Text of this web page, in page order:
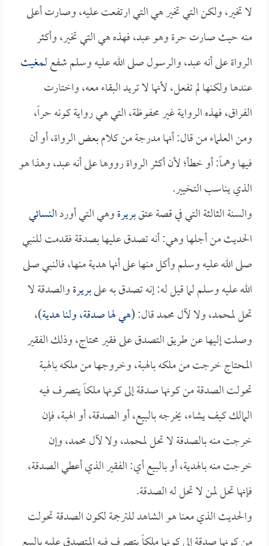
لا تخير، ولكن التي تخير هي التي ارتفعت عليه، وصارت أعلى
منه حيث صارت حرة وهو عبد، فهذه هي التي تخير، وأكثر
الرواة على أنه عبد، والرسول صلى الله عليه وسلم شفع لـمغيث
عندها ولكنها لم تفعل، لأنها لا تريد البقاء معه، واختارت
الفراق، فهذه الرواية غير محفوظة، التي هي رواية كونه حراً،
ومن العلماء من قال: أنها مدرجة من كلام بعض الرواة، أو أن
فيها وهماً: أو خطأ؛ لأن أكثر الرواة رووها على أنه عبد، وهذا هو
الذي يناسب التخيير.
والسنة الثالثة التي في قصة عتقبريرةوهي التي أوردالنسائي
الحديث من أجلها وهي: أنه تصدق عليها بصدقة فقدمت للنبي
صلى الله عليه وسلم وأكل منها على أنها هدية منها، فالنبي صلى
الله عليه وسلم لما قيل له: إنه تصدق به علىبريرةوالصدقة لا
تحل لمحمد، ولا لآل محمد قال: (هي لها صدقة، ولنا هدية)،
وصلت إليها عن طريق التصدق على فقير محتاج، وذلك الفقير
المحتاج خرجت من ملكه بالهبة، وخروجها من ملكه بالهبة
تحولت الصدقة من كونها صدقة إلى كونها ملكاً يتصرف فيه
المالك كيف يشاء، يخرجه بالبيع، أو الصدقة، أو الهبة، فإن
خرجت منه بالصدقة لا تحل لمحمد، ولا لآل محمد، وإن
خرجت منه بالهدية، أو بالبيع أي: الفقير الذي أعطي الصدقة،
فإنها تحل لمن لا تحل له الصدقة.
والحديث الذي معنا هو الشاهد للترجمة لكون الصدقة تحولت